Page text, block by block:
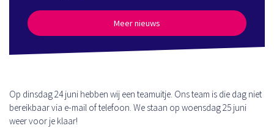
Meer nieuws
Op dinsdag 24 juni hebben wij een teamuitje. Ons team is die dag niet
bereikbaar via e-mail of telefoon. We staan op woensdag 25 juni
weer voor je klaar!